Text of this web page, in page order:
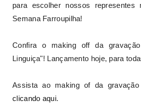
para escolher nossos
Semana Farroupilha!
Confira o making off da
Linguiça"! Lançamento hoje, para
Assista ao making of da
clicando aqui.